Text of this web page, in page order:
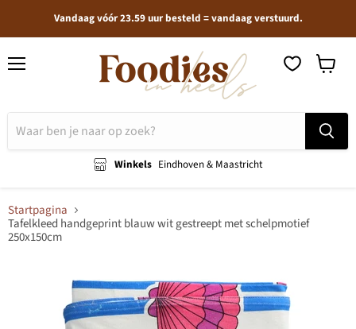
Vandaag vóór 23.59 uur besteld = vandaag verstuurd.
Winkels Eindhoven & Maastricht
Startpagina
Tafelkleed handgeprint blauw wit gestreept met schelpmotief
250x150cm